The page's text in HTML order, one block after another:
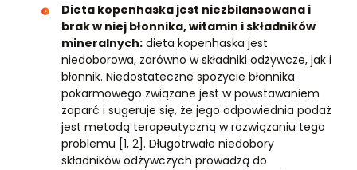
Dieta kopenhaska jest niezbilansowana i
brak w niej błonnika, witamin i składników
mineralnych: dieta kopenhaska jest
niedoborowa, zarówno w składniki odżywcze, jak i
błonnik. Niedostateczne spożycie błonnika
pokarmowego związane jest w powstawaniem
zaparć i sugeruje się, że jego odpowiednia podaż
jest metodą terapeutyczną w rozwiązaniu tego
problemu [1, 2]. Długotrwałe niedobory
składników odżywczych prowadzą do